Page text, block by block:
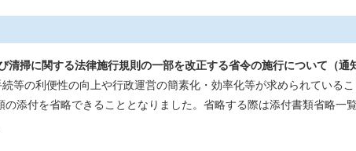
清掃に関する法律施行規則の一部を改正する省令の施行について（
等の利便性の向上や行政運営の簡素化・効率化等が求められている
付を省略できることとなりました。省略する際は添付書類省略一